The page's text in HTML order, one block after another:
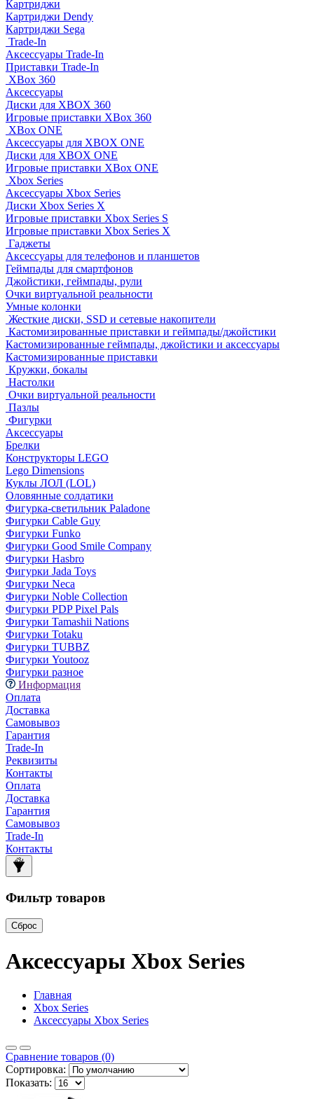
Картриджи
Картриджи Dendy
Картриджи Sega
Trade-In
Аксессуары Trade-In
Приставки Trade-In
XBox 360
Аксессуары
Диски для XBOX 360
Игровые приставки XBox 360
XBox ONE
Аксессуары для XBOX ONE
Диски для XBOX ONE
Игровые приставки XBox ONE
Xbox Series
Аксессуары Xbox Series
Диски Xbox Series X
Игровые приставки Xbox Series S
Игровые приставки Xbox Series X
Гаджеты
Аксессуары для телефонов и планшетов
Геймпады для смартфонов
Джойстики, геймпады, рули
Очки виртуальной реальности
Умные колонки
Жесткие диски, SSD и сетевые накопители
Кастомизированные приставки и геймпады/джойстики
Кастомизированные геймпады, джойстики и аксессуары
Кастомизированные приставки
Кружки, бокалы
Настолки
Очки виртуальной реальности
Пазлы
Фигурки
Аксессуары
Брелки
Конструкторы LEGO
Lego Dimensions
Куклы ЛОЛ (LOL)
Оловянные солдатики
Фигурка-светильник Paladone
Фигурки Cable Guy
Фигурки Funko
Фигурки Good Smile Company
Фигурки Hasbro
Фигурки Jada Toys
Фигурки Neca
Фигурки Noble Collection
Фигурки PDP Pixel Pals
Фигурки Tamashii Nations
Фигурки Totaku
Фигурки TUBBZ
Фигурки Youtooz
Фигурки разное
Информация
Оплата
Доставка
Самовывоз
Гарантия
Trade-In
Реквизиты
Контакты
Оплата
Доставка
Гарантия
Самовывоз
Trade-In
Контакты
Фильтр товаров
Сброс
Аксессуары Xbox Series
Главная
Xbox Series
Аксессуары Xbox Series
Сравнение товаров (0)
Сортировка:
Показать: